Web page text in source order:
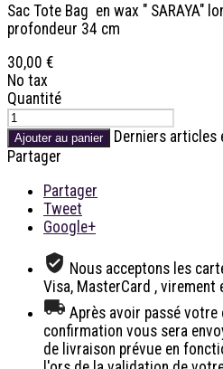
Sac Tote Bag en wax " SARAYA"
profondeur 34 cm
30,00 €
No tax
Quantité
Ajouter au panier
Derniers articles
Partager
Partager
Tweet
Google+
Nous acceptons les
Visa, MasterCard , virement
Après avoir passé votre
confirmation vous sera
de livraison prévue en